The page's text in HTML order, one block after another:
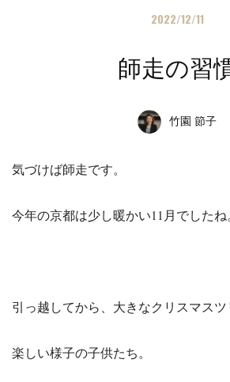
2022/12/11
師走の習
竹園 節子
気づけば師走です。
今年の京都は少し暖かい11月でしたね
引っ越してから、大きなクリスマス
楽しい様子の子供たち。